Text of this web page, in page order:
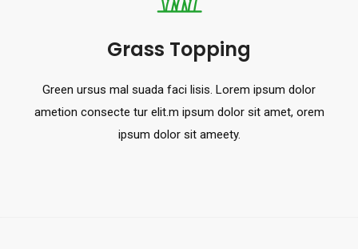
Grass Topping
Green ursus mal suada faci lisis. Lorem ipsum dolor
ametion consecte tur elit.m ipsum dolor sit amet, orem
ipsum dolor sit ameety.